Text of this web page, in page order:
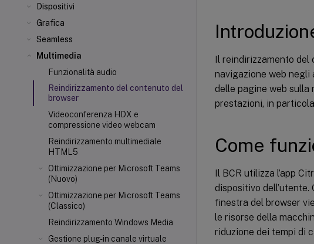
Dispositivi
Grafica
Seamless
Multimedia
Funzionalità audio
Reindirizzamento del contenuto del
browser
Videoconferenza HDX e
compressione video webcam
Reindirizzamento multimediale
HTML5
Ottimizzazione per Microsoft Teams
(Nuovo)
Ottimizzazione per Microsoft Teams
(Classico)
Reindirizzamento Windows Media
Gestione plug-in canale virtuale
Il reindirizzamento del
navigazione web negli
delle pagine web sulla
prestazioni, in
Come
Il BCR utilizza l’app
dispositivo
finestra del browser
le risorse della
riduzione dei tempi di